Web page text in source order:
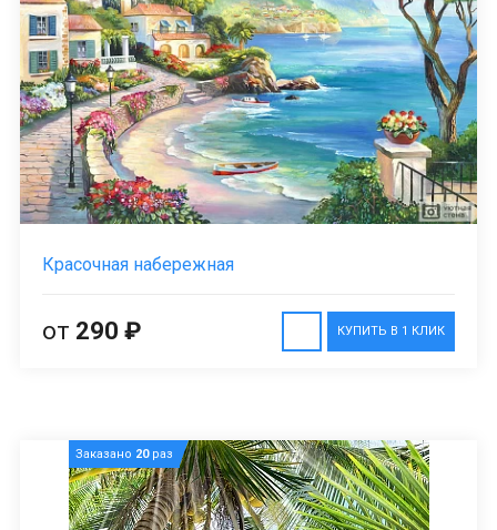
Красочная набережная
КУПИТЬ В 1 КЛИК
от 290 ₽
Заказано 20раз